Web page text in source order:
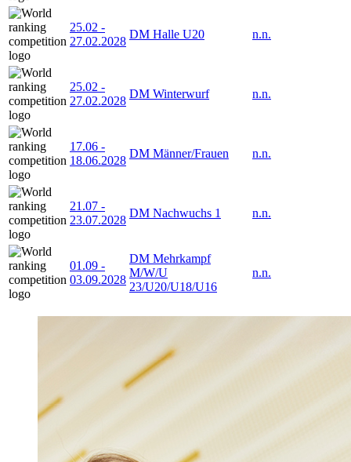
25.02 -
27.02.2028
DM Halle U20 n.n.
25.02 -
27.02.2028
DM Winterwurf n.n.
17.06 -
18.06.2028
DM Männer/Frauen n.n.
21.07 -
23.07.2028
DM Nachwuchs 1 n.n.
01.09 -
03.09.2028
DM Mehrkampf
M/W/U
23/U20/U18/U16
n.n.